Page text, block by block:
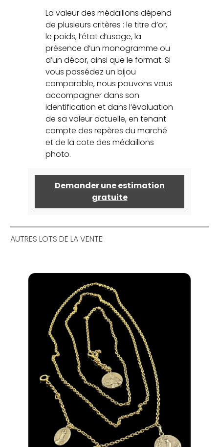
La valeur des médaillons dépend
de plusieurs critères : le titre d’or,
le poids, l’état d’usage, la
présence d’un monogramme ou
d’un décor, ainsi que le format. Si
vous possédez un bijou
comparable, nous pouvons vous
accompagner dans son
identification et dans l’évaluation
de sa valeur actuelle, en tenant
compte des repères du marché
et de la cote des médaillons
photo.
Demander une estimation
gratuite
AUTRES LOTS DE LA VENTE